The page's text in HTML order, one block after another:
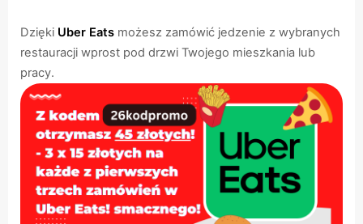
Dzięki Uber Eats możesz zamówić jedzenie z wybranych
restauracji wprost pod drzwi Twojego mieszkania lub
pracy.